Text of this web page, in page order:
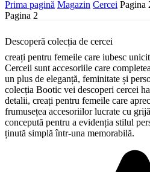
Prima pagină Magazin Cercei Pagina
Pagina 2
Descoperă colecția de cercei
creați pentru femeile care iubesc
Cerceii sunt accesoriile care
un plus de eleganță, feminitate și
colecția Bootic vei descoperi cercei
detalii, creați pentru femeile care
frumusețea accesoriilor lucrate cu
concepută pentru a evidenția stilul
ținută simplă într-una memorabilă.